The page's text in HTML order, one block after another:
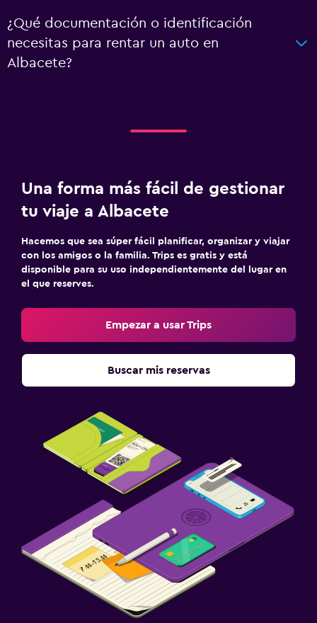
¿Qué documentación o identificación
necesitas para rentar un auto en
Albacete?
Una forma más fácil de gestionar
tu viaje a Albacete
Hacemos que sea súper fácil planificar, organizar y viajar
con los amigos o la familia. Trips es gratis y está
disponible para su uso independientemente del lugar en
el que reserves.
Empezar a usar Trips
Buscar mis reservas